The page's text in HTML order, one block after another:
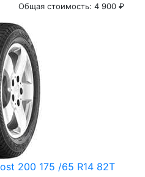
Общая стоимость: 4 900 ₽
200 175 /65 R14 82T